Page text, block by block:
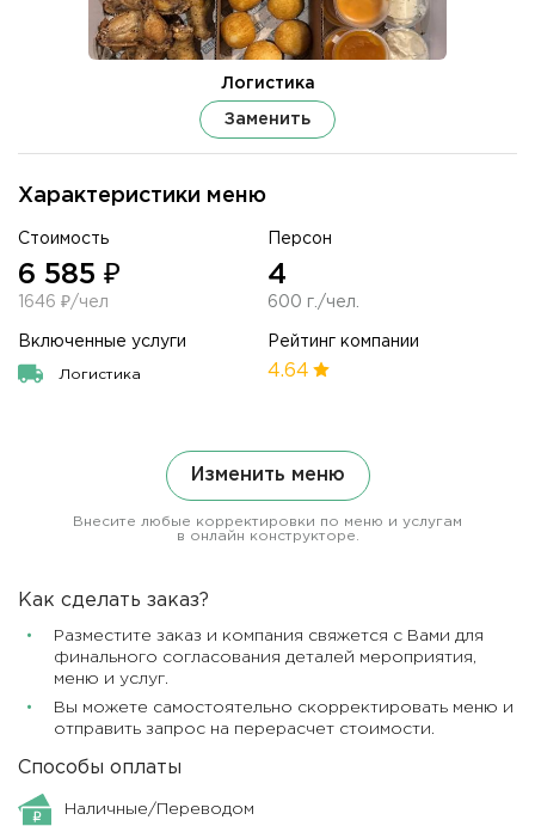
Характеристики меню
Стоимость
6 585 ₽
1646 ₽/чел
Персон
4
600 г./чел.
Включенные услуги
Логистика
Рейтинг компании
4.64
Изменить меню
Внесите любые корректировки по меню и услугам
в онлайн конструкторе.
Логистика
Заменить
Как сделать заказ?
Разместите заказ и компания свяжется с Вами для
финального согласования деталей мероприятия,
меню и услуг.
Вы можете самостоятельно скорректировать меню и
отправить запрос на перерасчет стоимости.
Способы оплаты
Наличные/Переводом